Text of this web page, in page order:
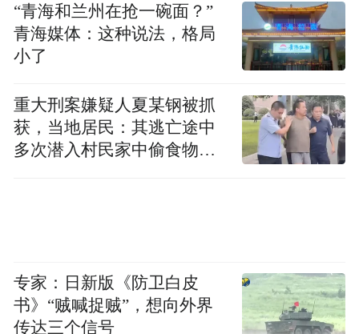
“青海和兰州在抢一碗面？”
青海媒体：这种说法，格局
小了
重大刑案嫌疑人夏某钢被抓
获，当地居民：其逃亡途中
多次潜入村民家中偷食物被
专家：日新版《防卫白皮
书》“贼喊捉贼”，想向外界
传达三个信号